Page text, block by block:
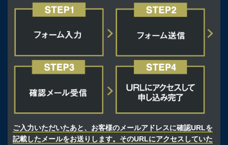
ご入力いただいたあと、お客様のメールアドレスに確認URLを
記載したメールをお送りします。そのURLにアクセスしていた